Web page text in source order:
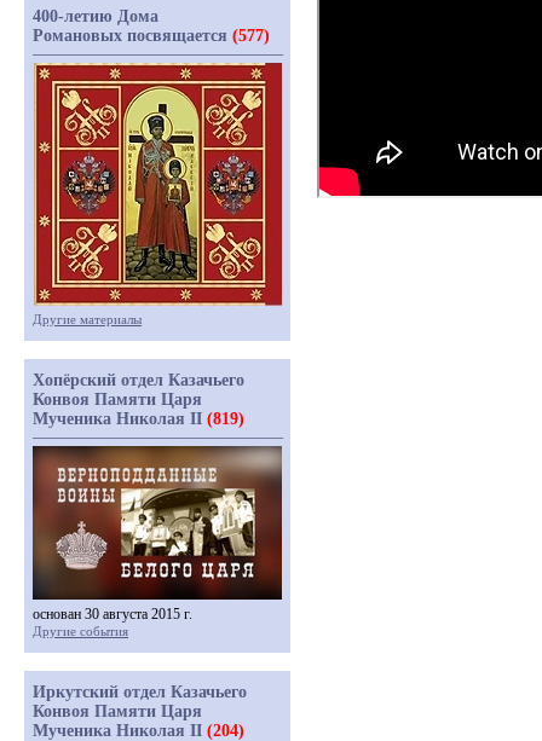
400-летию Дома
Романовых посвящается (577)
Другие материалы
Хопёрский отдел Казачьего
Конвоя Памяти Царя
Мученика Николая II (819)
основан 30 августа 2015 г.
Другие события
Иркутский отдел Казачьего
Конвоя Памяти Царя
Мученика Николая II (204)